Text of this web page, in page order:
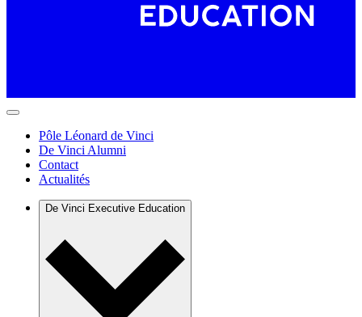
Pôle Léonard de Vinci
De Vinci Alumni
Contact
Actualités
De Vinci Executive Education